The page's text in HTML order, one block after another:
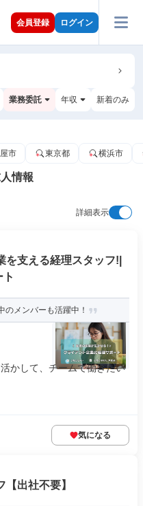
会員登録 ログイン
業務委託 年収 新着のみ
市 東京都 横浜市
情報
詳細表示
を支える経理スタッフ!|
メンバーも活躍中！
かして、チームで働きたい
気になる
出社不要】